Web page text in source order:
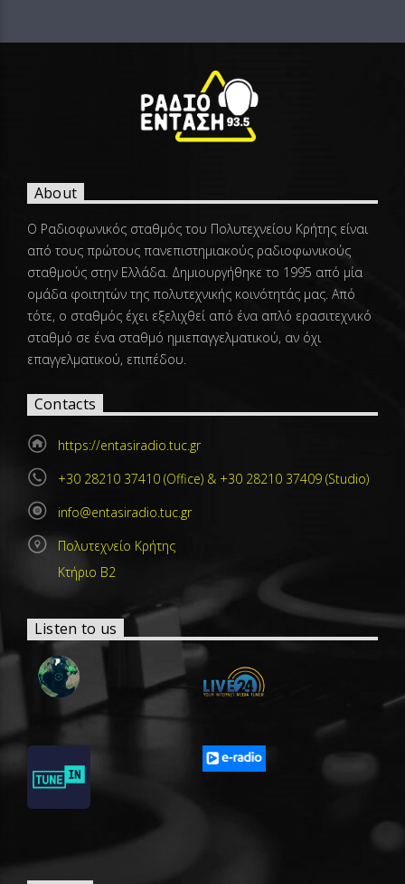
About
Ο Ραδιοφωνικός σταθμός του Πολυτεχνείου Κρήτης είναι
από τους πρώτους πανεπιστημιακούς ραδιοφωνικούς
σταθμούς στην Ελλάδα. Δημιουργήθηκε το 1995 από μία
ομάδα φοιτητών της πολυτεχνικής κοινότητάς μας. Από
τότε, ο σταθμός έχει εξελιχθεί από ένα απλό ερασιτεχνικό
σταθμό σε ένα σταθμό ημιεπαγγελματικού, αν όχι
επαγγελματικού, επιπέδου.
Contacts
https://entasiradio.tuc.gr
+30 28210 37410 (Office) & +30 28210 37409 (Studio)
info@entasiradio.tuc.gr
Πολυτεχνείο Κρήτης
Κτήριο Β2
Listen to us